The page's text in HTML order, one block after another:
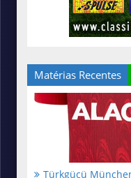
Matérias Recentes
Türkgücü